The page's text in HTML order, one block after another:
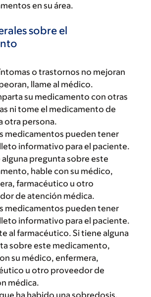
en su área.
sobre el
o trastornos no mejoran
llame al médico.
su medicamento con otras
ni tome el medicamento de
otra persona.
medicamentos pueden tener
informativo para el paciente.
alguna pregunta sobre este
hable con su médico,
farmacéutico u otro
de atención médica.
medicamentos pueden tener
informativo para el paciente.
al farmacéutico. Si tiene alguna
sobre este medicamento,
su médico, enfermera,
u otro proveedor de
médica.
ha habido una sobredosis,